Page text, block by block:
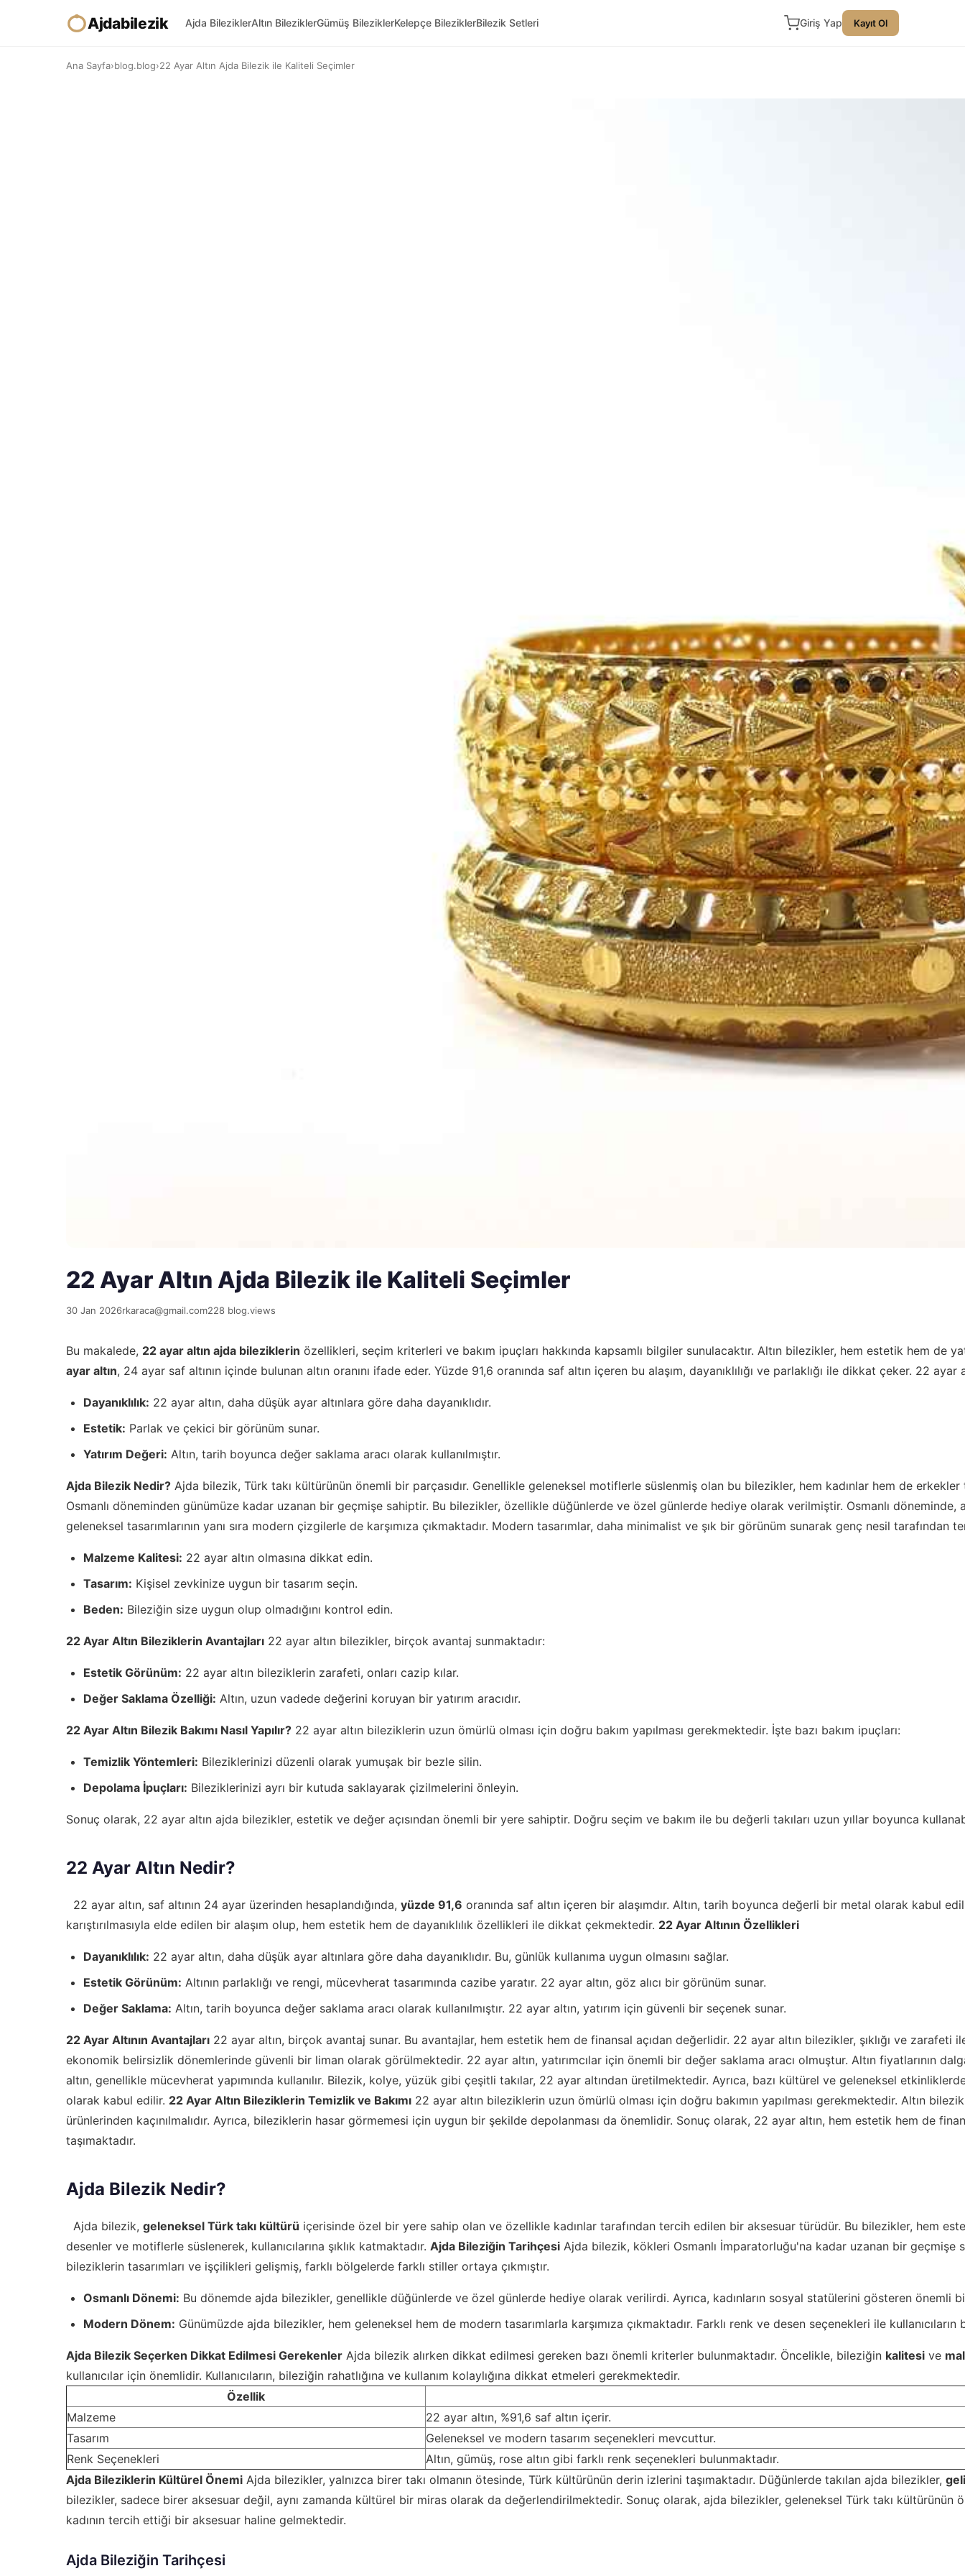
Ajdabilezik Ajda BileziklerAltın BileziklerGümüş BileziklerKelepçe BileziklerBilezik Setleri Giriş Yap Kayıt Ol
Ana Sayfa›blog.blog›22 Ayar Altın Ajda Bilezik ile Kaliteli Seçimler
22 Ayar Altın Ajda Bilezik ile Kaliteli Seçimler
30 Jan 2026rkaraca@gmail.com228 blog.views
Bu makalede, 22 ayar altın ajda bileziklerin özellikleri, seçim kriterleri ve bakım ipuçları hakkında kapsamlı bilgiler sunulacaktır. Altın bilezikler, hem estetik hem de
ayar altın, 24 ayar saf altının içinde bulunan altın oranını ifade eder. Yüzde 91,6 oranında saf altın içeren bu alaşım, dayanıklılığı ve parlaklığı ile dikkat çeker. 22
Dayanıklılık: 22 ayar altın, daha düşük ayar altınlara göre daha dayanıklıdır.
Estetik: Parlak ve çekici bir görünüm sunar.
Yatırım Değeri: Altın, tarih boyunca değer saklama aracı olarak kullanılmıştır.
Ajda Bilezik Nedir? Ajda bilezik, Türk takı kültürünün önemli bir parçasıdır. Genellikle geleneksel motiflerle süslenmiş olan bu bilezikler, hem kadınlar hem de
Osmanlı döneminden günümüze kadar uzanan bir geçmişe sahiptir. Bu bilezikler, özellikle düğünlerde ve özel günlerde hediye olarak verilmiştir. Osmanlı
geleneksel tasarımlarının yanı sıra modern çizgilerle de karşımıza çıkmaktadır. Modern tasarımlar, daha minimalist ve şık bir görünüm sunarak genç nesil tarafından
Malzeme Kalitesi: 22 ayar altın olmasına dikkat edin.
Tasarım: Kişisel zevkinize uygun bir tasarım seçin.
Beden: Bileziğin size uygun olup olmadığını kontrol edin.
22 Ayar Altın Bileziklerin Avantajları 22 ayar altın bilezikler, birçok avantaj sunmaktadır:
Estetik Görünüm: 22 ayar altın bileziklerin zarafeti, onları cazip kılar.
Değer Saklama Özelliği: Altın, uzun vadede değerini koruyan bir yatırım aracıdır.
22 Ayar Altın Bilezik Bakımı Nasıl Yapılır? 22 ayar altın bileziklerin uzun ömürlü olması için doğru bakım yapılması gerekmektedir. İşte bazı bakım ipuçları:
Temizlik Yöntemleri: Bileziklerinizi düzenli olarak yumuşak bir bezle silin.
Depolama İpuçları: Bileziklerinizi ayrı bir kutuda saklayarak çizilmelerini önleyin.
Sonuç olarak, 22 ayar altın ajda bilezikler, estetik ve değer açısından önemli bir yere sahiptir. Doğru seçim ve bakım ile bu değerli takıları uzun yıllar boyunca
22 Ayar Altın Nedir?
22 ayar altın, saf altının 24 ayar üzerinden hesaplandığında, yüzde 91,6 oranında saf altın içeren bir alaşımdır. Altın, tarih boyunca değerli bir metal olarak kabul
karıştırılmasıyla elde edilen bir alaşım olup, hem estetik hem de dayanıklılık özellikleri ile dikkat çekmektedir. 22 Ayar Altının Özellikleri
Dayanıklılık: 22 ayar altın, daha düşük ayar altınlara göre daha dayanıklıdır. Bu, günlük kullanıma uygun olmasını sağlar.
Estetik Görünüm: Altının parlaklığı ve rengi, mücevherat tasarımında cazibe yaratır. 22 ayar altın, göz alıcı bir görünüm sunar.
Değer Saklama: Altın, tarih boyunca değer saklama aracı olarak kullanılmıştır. 22 ayar altın, yatırım için güvenli bir seçenek sunar.
22 Ayar Altının Avantajları 22 ayar altın, birçok avantaj sunar. Bu avantajlar, hem estetik hem de finansal açıdan değerlidir. 22 ayar altın bilezikler, şıklığı ve
ekonomik belirsizlik dönemlerinde güvenli bir liman olarak görülmektedir. 22 ayar altın, yatırımcılar için önemli bir değer saklama aracı olmuştur. Altın fiyatlarının
altın, genellikle mücevherat yapımında kullanılır. Bilezik, kolye, yüzük gibi çeşitli takılar, 22 ayar altından üretilmektedir. Ayrıca, bazı kültürel ve geleneksel
olarak kabul edilir. 22 Ayar Altın Bileziklerin Temizlik ve Bakımı 22 ayar altın bileziklerin uzun ömürlü olması için doğru bakımın yapılması gerekmektedir. Altın
ürünlerinden kaçınılmalıdır. Ayrıca, bileziklerin hasar görmemesi için uygun bir şekilde depolanması da önemlidir. Sonuç olarak, 22 ayar altın, hem estetik hem de
taşımaktadır.
Ajda Bilezik Nedir?
Ajda bilezik, geleneksel Türk takı kültürü içerisinde özel bir yere sahip olan ve özellikle kadınlar tarafından tercih edilen bir aksesuar türüdür. Bu bilezikler, hem
desenler ve motiflerle süslenerek, kullanıcılarına şıklık katmaktadır. Ajda Bileziğin Tarihçesi Ajda bilezik, kökleri Osmanlı İmparatorluğu'na kadar uzanan bir
bileziklerin tasarımları ve işçilikleri gelişmiş, farklı bölgelerde farklı stiller ortaya çıkmıştır.
Osmanlı Dönemi: Bu dönemde ajda bilezikler, genellikle düğünlerde ve özel günlerde hediye olarak verilirdi. Ayrıca, kadınların sosyal statülerini gösteren önemli
Modern Dönem: Günümüzde ajda bilezikler, hem geleneksel hem de modern tasarımlarla karşımıza çıkmaktadır. Farklı renk ve desen seçenekleri ile kullanıcıların
Ajda Bilezik Seçerken Dikkat Edilmesi Gerekenler Ajda bilezik alırken dikkat edilmesi gereken bazı önemli kriterler bulunmaktadır. Öncelikle, bileziğin kalitesi ve
kullanıcılar için önemlidir. Kullanıcıların, bileziğin rahatlığına ve kullanım kolaylığına dikkat etmeleri gerekmektedir.
Özellik
Malzeme
22 ayar altın, %91,6 saf altın içerir.
Tasarım
Geleneksel ve modern tasarım seçenekleri mevcuttur.
Renk Seçenekleri
Altın, gümüş, rose altın gibi farklı renk seçenekleri bulunmaktadır.
Ajda Bileziklerin Kültürel Önemi Ajda bilezikler, yalnızca birer takı olmanın ötesinde, Türk kültürünün derin izlerini taşımaktadır. Düğünlerde takılan ajda bilezikler,
bilezikler, sadece birer aksesuar değil, aynı zamanda kültürel bir miras olarak da değerlendirilmektedir. Sonuç olarak, ajda bilezikler, geleneksel Türk takı
kadının tercih ettiği bir aksesuar haline gelmektedir.
Ajda Bileziğin Tarihçesi